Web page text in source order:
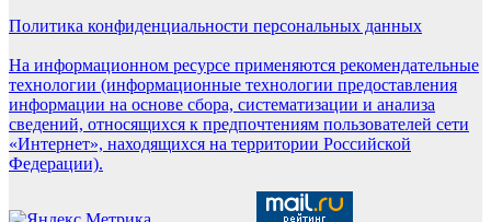
Политика конфиденциальности персональных данных
На информационном ресурсе применяются рекомендательные
технологии (информационные технологии предоставления
информации на основе сбора, систематизации и анализа
сведений, относящихся к предпочтениям пользователей сети
«Интернет», находящихся на территории Российской
Федерации).